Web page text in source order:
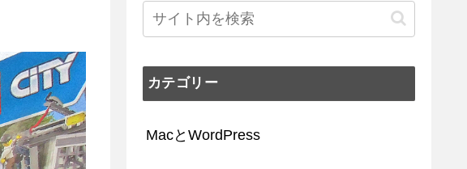
カテゴリー
MacとWordPress